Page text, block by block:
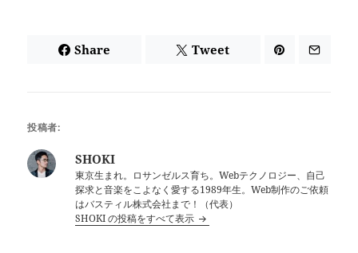
Share Tweet
投稿者:
SHOKI
東京生まれ。ロサンゼルス育ち。Webテクノロジー、自己
探求と音楽をこよなく愛する1989年生。Web制作のご依頼
はバスティル株式会社まで！（代表）
SHOKI の投稿をすべて表示